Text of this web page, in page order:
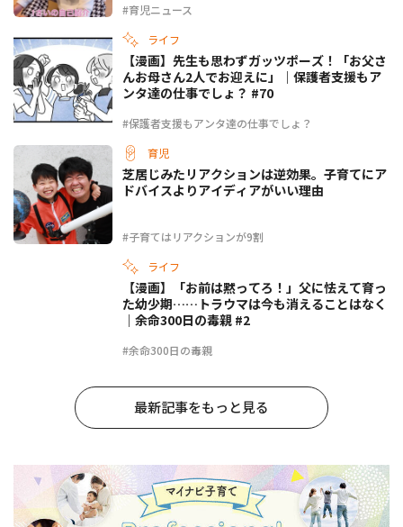
#育児ニュース
ライフ
#保護者支援もアンタ達の仕事でしょ？
【漫画】先生も思わずガッツポーズ！「お父さ
んお母さん2人でお迎えに」｜保護者支援もア
ンタ達の仕事でしょ？ #70
育児
#子育てはリアクションが9割
芝居じみたリアクションは逆効果。子育てにア
ドバイスよりアイディアがいい理由
ライフ
#余命300日の毒親
【漫画】「お前は黙ってろ！」父に怯えて育っ
た幼少期……トラウマは今も消えることはなく
｜余命300日の毒親 #2
最新記事をもっと見る